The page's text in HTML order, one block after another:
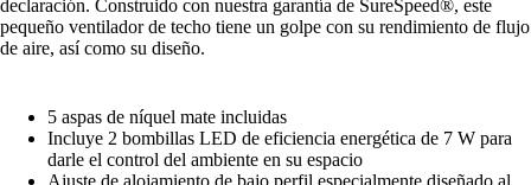
declaración. Construido con nuestra garantía de SureSpeed®, este
pequeño ventilador de techo tiene un golpe con su rendimiento de flujo
de aire, así como su diseño.
5 aspas de níquel mate incluidas
Incluye 2 bombillas LED de eficiencia energética de 7 W para
darle el control del ambiente en su espacio